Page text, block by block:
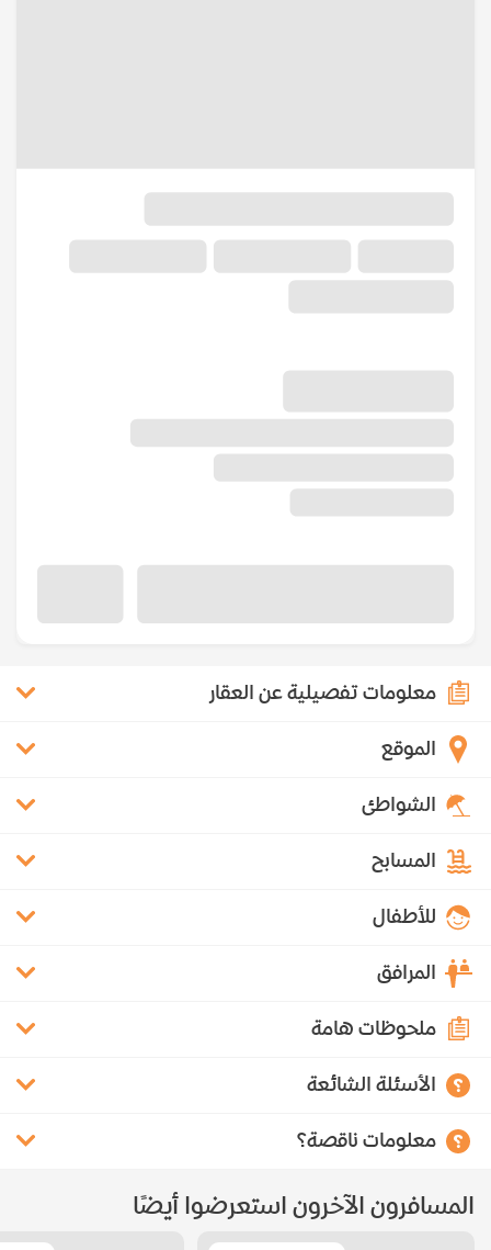
معلومات تفصيلية عن العقار
الموقع
الشواطئ
المسابح
للأطفال
المرافق
ملحوظات هامة
الأسئلة الشائعة
معلومات ناقصة؟
المسافرون الآخرون استعرضوا أيضًا